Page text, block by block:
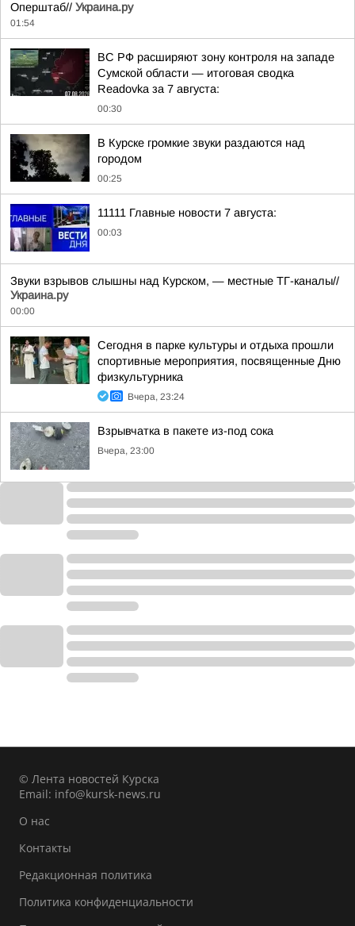
Оперштаб// Украина.ру
01:54
ВС РФ расширяют зону контроля на западе
Сумской области — итоговая сводка
Readovka за 7 августа:
00:30
В Курске громкие звуки раздаются над
городом
00:25
11111 Главные новости 7 августа:
00:03
Звуки взрывов слышны над Курском, — местные ТГ-каналы//
Украина.ру
00:00
Сегодня в парке культуры и отдыха прошли
спортивные мероприятия, посвященные Дню
физкультурника
Вчера, 23:24
Взрывчатка в пакете из-под сока
Вчера, 23:00
© Лента новостей Курска
Email: info@kursk-news.ru
О нас
Контакты
Редакционная политика
Политика конфиденциальности